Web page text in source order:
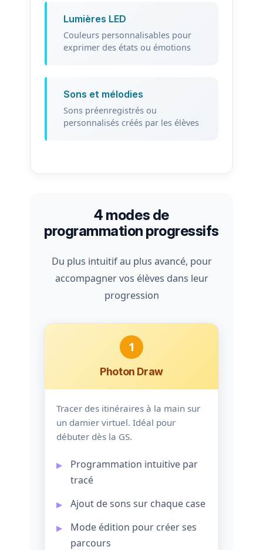
Lumières LED
Couleurs personnalisables pour
exprimer des états ou émotions
Sons et mélodies
Sons préenregistrés ou
personnalisés créés par les élèves
4 modes de
programmation progressifs
Du plus intuitif au plus avancé, pour
accompagner vos élèves dans leur
progression
1
Photon Draw
Tracer des itinéraires à la main sur
un damier virtuel. Idéal pour
débuter dès la GS.
Programmation intuitive par
tracé
Ajout de sons sur chaque case
Mode édition pour créer ses
parcours